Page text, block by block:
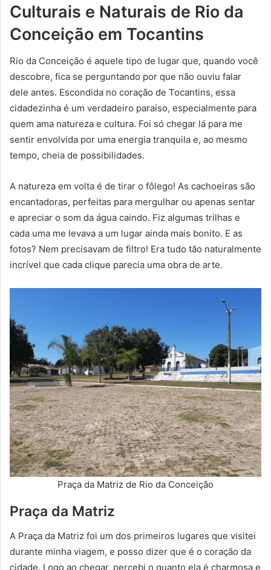
Culturais e Naturais de Rio da
Conceição em Tocantins
Rio da Conceição é aquele tipo de lugar que, quando você
descobre, fica se perguntando por que não ouviu falar
dele antes. Escondida no coração de Tocantins, essa
cidadezinha é um verdadeiro paraíso, especialmente para
quem ama natureza e cultura. Foi só chegar lá para me
sentir envolvida por uma energia tranquila e, ao mesmo
tempo, cheia de possibilidades.
A natureza em volta é de tirar o fôlego! As cachoeiras são
encantadoras, perfeitas para mergulhar ou apenas sentar
e apreciar o som da água caindo. Fiz algumas trilhas e
cada uma me levava a um lugar ainda mais bonito. E as
fotos? Nem precisavam de filtro! Era tudo tão naturalmente
incrível que cada clique parecia uma obra de arte.
Praça da Matriz de Rio da Conceição
Praça da Matriz
A Praça da Matriz foi um dos primeiros lugares que visitei
durante minha viagem, e posso dizer que é o coração da
cidade. Logo ao chegar, percebi o quanto ela é charmosa e